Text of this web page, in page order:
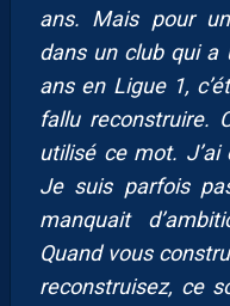
ans. Mais pour
dans un club qui a
ans en Ligue 1,
fallu reconstruire.
utilisé ce mot. J’ai
Je suis parfois
manquait
Quand vous
reconstruisez, ce